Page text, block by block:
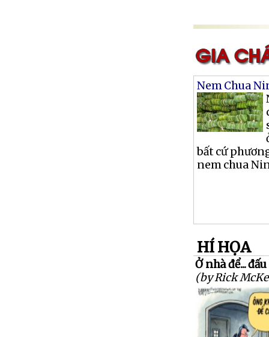
Nem Chua
bất cứ
nem chua
HÍ HỌA
Ở nhà để...
(by Rick